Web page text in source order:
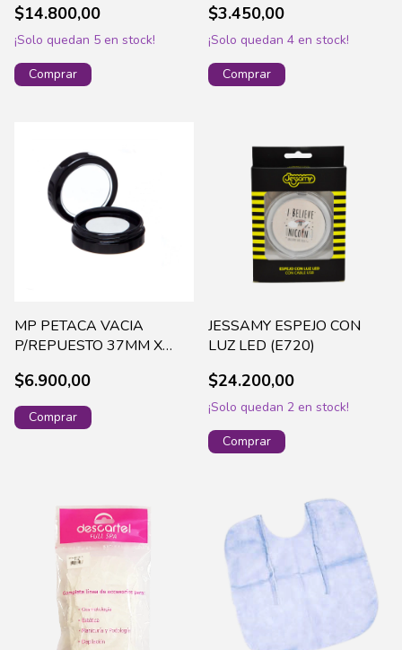
$14.800,00
¡Solo quedan 5 en stock!
$3.450,00
¡Solo quedan 4 en stock!
MP PETACA VACIA
P/REPUESTO 37MM X
$6.900,00
JESSAMY ESPEJO CON
LUZ LED (E720)
$24.200,00
¡Solo quedan 2 en stock!